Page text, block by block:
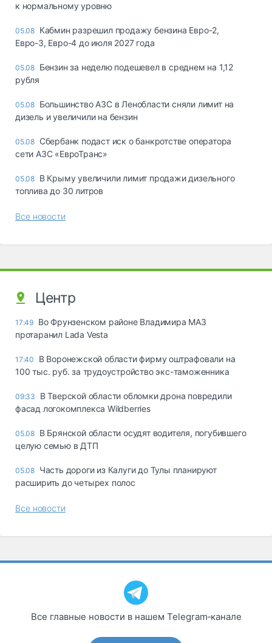
к нормальному уровню
05.08 Кабмин разрешил продажу бензина Евро-2,
Евро-3, Евро-4 до июля 2027 года
05.08 Бензин за неделю подешевел в среднем на 1,12
рубля
05.08 Большинство АЗС в Ленобласти сняли лимит на
дизель и увеличили на бензин
05.08 Сбербанк подаст иск о банкротстве оператора
сети АЗС «ЕвроТранс»
05.08 В Крыму увеличили лимит продажи дизельного
топлива до 30 литров
Все новости
Центр
17:49 Во Фрунзенском районе Владимира МАЗ
протаранил Lada Vesta
17:40
В Воронежской области фирму оштрафовали на
100 тыс. руб. за трудоустройство экс-таможенника
09:33
В Тверской области обломки дрона повредили
фасад логокомплекса Wildberries
05.08 В Брянской области осудят водителя, погубившего
целую семью в ДТП
05.08 Часть дороги из Калуги до Тулы планируют
расширить до четырех полос
Все новости
Все главные новости в нашем Telegram‑канале